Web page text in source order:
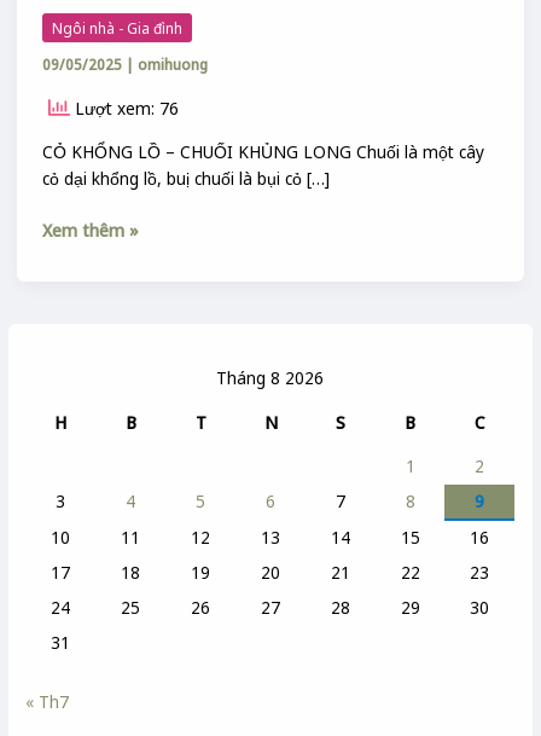
Tháng 8 2026
H
B T N S B
C
1
2
3
4 5 6 7 8
9
10
11 12 13 14 15
16
17
18 19 20 21 22
23
24
25 26 27 28 29
30
31
« Th7
Ngôi nhà - Gia đình
09/05/2025 | omihuong
Lượt xem: 76
CỎ KHỔNG LỒ – CHUỐI KHỦNG LONG Chuối là một cây
cỏ dại khổng lồ, buị chuối là bụi cỏ […]
Xem thêm »